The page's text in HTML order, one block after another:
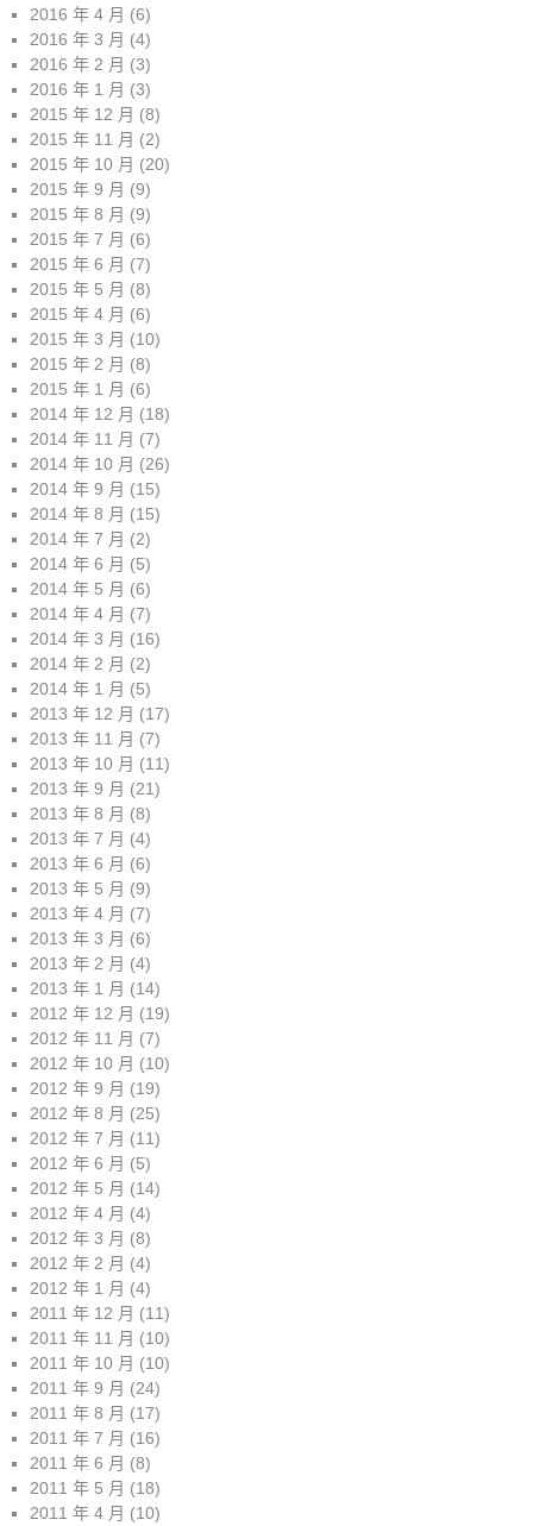
2016 年 4 月 (6)
2016 年 3 月 (4)
2016 年 2 月 (3)
2016 年 1 月 (3)
2015 年 12 月 (8)
2015 年 11 月 (2)
2015 年 10 月 (20)
2015 年 9 月 (9)
2015 年 8 月 (9)
2015 年 7 月 (6)
2015 年 6 月 (7)
2015 年 5 月 (8)
2015 年 4 月 (6)
2015 年 3 月 (10)
2015 年 2 月 (8)
2015 年 1 月 (6)
2014 年 12 月 (18)
2014 年 11 月 (7)
2014 年 10 月 (26)
2014 年 9 月 (15)
2014 年 8 月 (15)
2014 年 7 月 (2)
2014 年 6 月 (5)
2014 年 5 月 (6)
2014 年 4 月 (7)
2014 年 3 月 (16)
2014 年 2 月 (2)
2014 年 1 月 (5)
2013 年 12 月 (17)
2013 年 11 月 (7)
2013 年 10 月 (11)
2013 年 9 月 (21)
2013 年 8 月 (8)
2013 年 7 月 (4)
2013 年 6 月 (6)
2013 年 5 月 (9)
2013 年 4 月 (7)
2013 年 3 月 (6)
2013 年 2 月 (4)
2013 年 1 月 (14)
2012 年 12 月 (19)
2012 年 11 月 (7)
2012 年 10 月 (10)
2012 年 9 月 (19)
2012 年 8 月 (25)
2012 年 7 月 (11)
2012 年 6 月 (5)
2012 年 5 月 (14)
2012 年 4 月 (4)
2012 年 3 月 (8)
2012 年 2 月 (4)
2012 年 1 月 (4)
2011 年 12 月 (11)
2011 年 11 月 (10)
2011 年 10 月 (10)
2011 年 9 月 (24)
2011 年 8 月 (17)
2011 年 7 月 (16)
2011 年 6 月 (8)
2011 年 5 月 (18)
2011 年 4 月 (10)